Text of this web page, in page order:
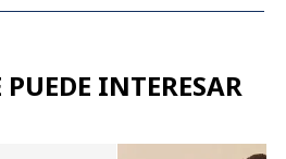
INTERESAR